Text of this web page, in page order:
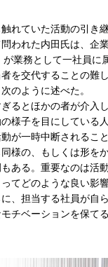
れていた活動の引き
われた内田氏は、企
が業務として一社員に
を交代することの難
のように述べた。
ぎるとほかの者が介入
様子を目にしている
が一時中断されるこ
様の、もしくは形を
ある。重要なのは活
てどのような良い影
、担当する社員が自
チベーションを保て